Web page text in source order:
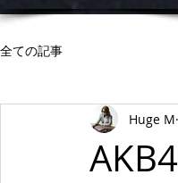
全ての記事
Huge M